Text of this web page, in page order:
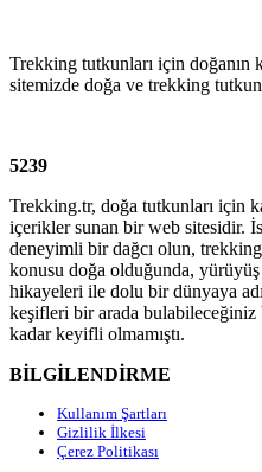
Trekking tutkunları için doğanın
sitemizde doğa ve trekking
5239
Trekking.tr, doğa tutkunları için
içerikler sunan bir web sitesidir.
deneyimli bir dağcı olun,
konusu doğa olduğunda, yürüyüş
hikayeleri ile dolu bir dünyaya
keşifleri bir arada
kadar keyifli olmamıştı.
BİLGİLENDİRME
Kullanım Şartları
Gizlilik İlkesi
Çerez Politikası